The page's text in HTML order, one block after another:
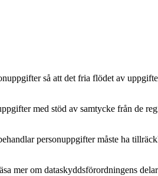
så att det fria flödet av
med stöd av samtycke från de
personuppgifter måste ha
mer om dataskyddsförordningens